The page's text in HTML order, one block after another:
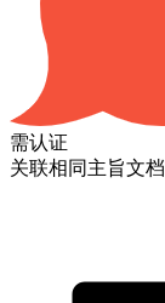
需认证
关联相同主旨文档